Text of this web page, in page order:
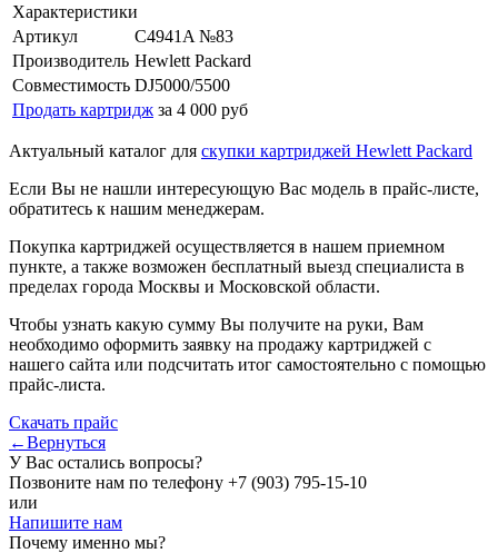
Характеристики
Артикул
C4941A №83
Производитель Hewlett Packard
Совместимость DJ5000/5500
Продать картридж за 4 000 руб
Актуальный каталог для скупки картриджей Hewlett Packard
Если Вы не нашли интересующую Вас модель в прайс-листе,
обратитесь к нашим менеджерам.
Покупка картриджей осуществляется в нашем приемном
пункте, а также возможен бесплатный выезд специалиста в
пределах города Москвы и Московской области.
Чтобы узнать какую сумму Вы получите на руки, Вам
необходимо оформить заявку на продажу картриджей с
нашего сайта или подсчитать итог самостоятельно с помощью
прайс-листа.
Скачать прайс
←Вернуться
У Вас остались вопросы?
Позвоните нам по телефону +7 (903) 795-15-10
или
Напишите нам
Почему именно мы?